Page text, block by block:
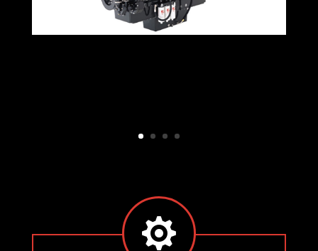
